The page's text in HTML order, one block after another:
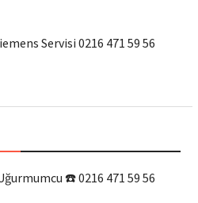
Servisi 0216 471 59 56
☎️ 0216 471 59 56